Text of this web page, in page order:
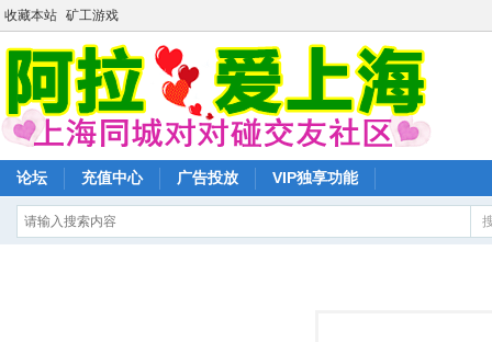
收藏本站 矿工游戏
论坛 充值中心 广告投放 VIP独享功能